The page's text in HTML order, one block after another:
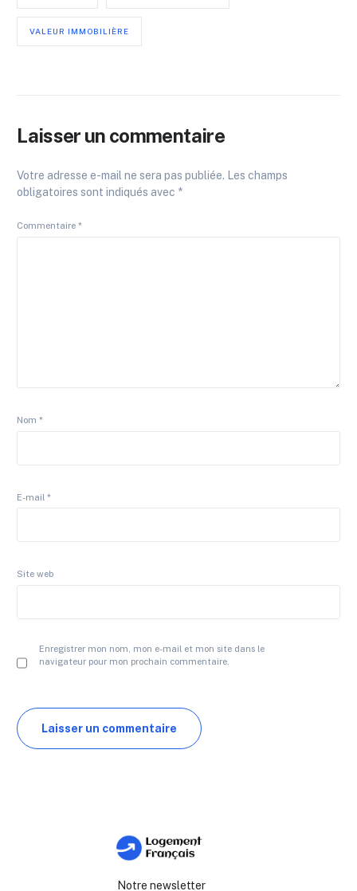
VALEUR IMMOBILIÈRE
Laisser un commentaire
Votre adresse e-mail ne sera pas publiée. Les champs
obligatoires sont indiqués avec *
Commentaire*
Nom*
E-mail*
Site web
Enregistrer mon nom, mon e-mail et mon site dans le
navigateur pour mon prochain commentaire.
Notre newsletter